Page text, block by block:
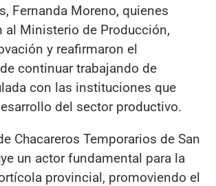
Fernanda Moreno, quienes
al Ministerio de Producción,
y reafirmaron el
continuar trabajando de
con las instituciones que
del sector productivo.
Chacareros Temporarios de San
un actor fundamental para la
provincial, promoviendo el